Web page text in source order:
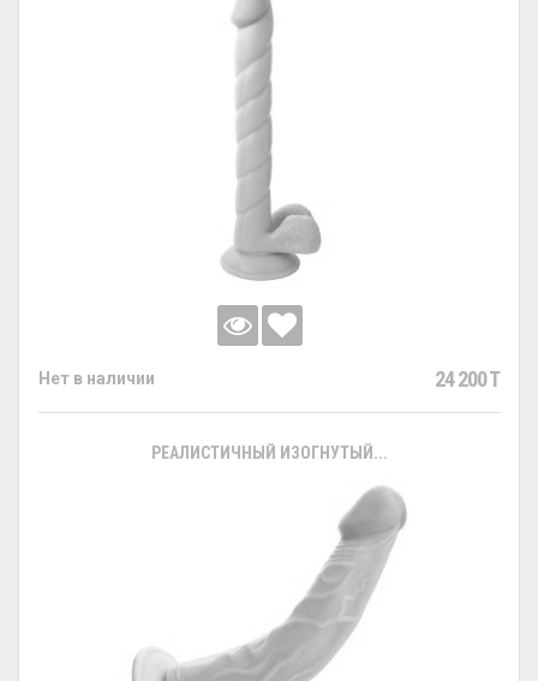
Нет в наличии 24 200 T
РЕАЛИСТИЧНЫЙ ИЗОГНУТЫЙ...